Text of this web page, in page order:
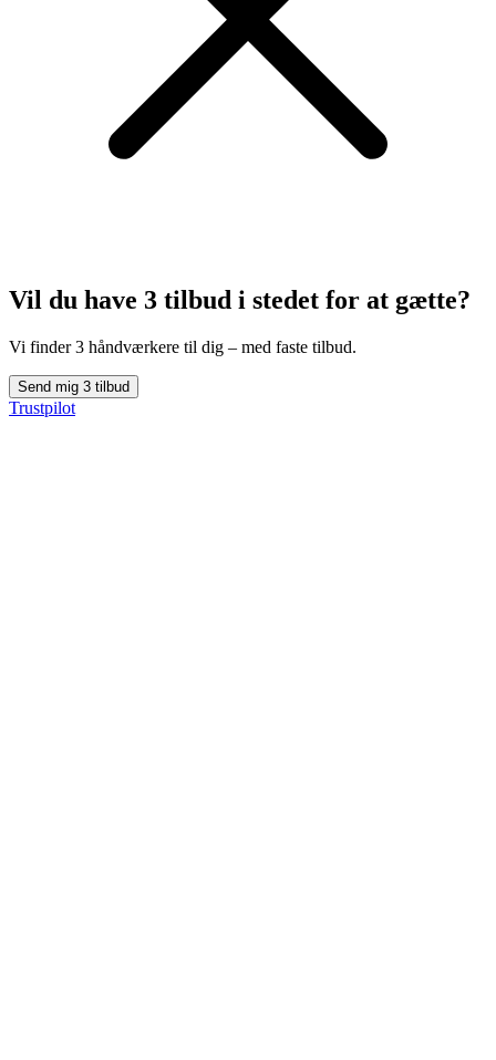
Vil du have 3 tilbud i stedet for at gætte?
Vi finder 3 håndværkere til dig – med faste tilbud.
Send mig 3 tilbud
Trustpilot